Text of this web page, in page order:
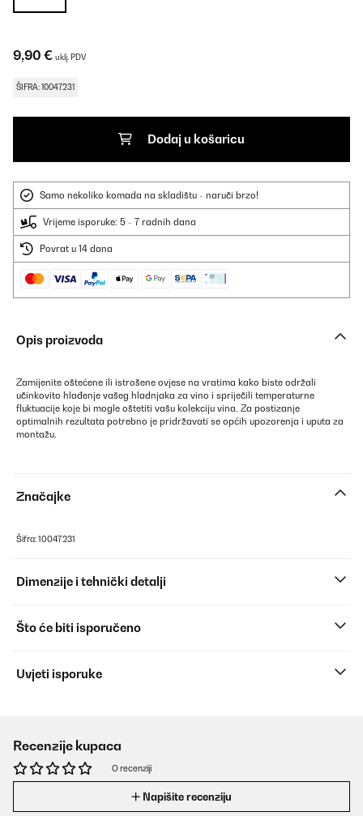
9,90 € uklj. PDV
ŠIFRA: 10047231
Dodaj u košaricu
Samo nekoliko komada na skladištu - naruči brzo!
Vrijeme isporuke: 5 - 7 radnih dana
Povrat u 14 dana
Opis proizvoda
Zamijenite oštećene ili istrošene ovjese na vratima kako biste održali
učinkovito hlađenje vašeg hladnjaka za vino i spriječili temperaturne
fluktuacije koje bi mogle oštetiti vašu kolekciju vina. Za postizanje
optimalnih rezultata potrebno je pridržavati se općih upozorenja i uputa za
montažu.
Značajke
Šifra: 10047231
Dimenzije i tehnički detalji
Što će biti isporučeno
Uvjeti isporuke
Recenzije kupaca
O recenziji
Napišite recenziju